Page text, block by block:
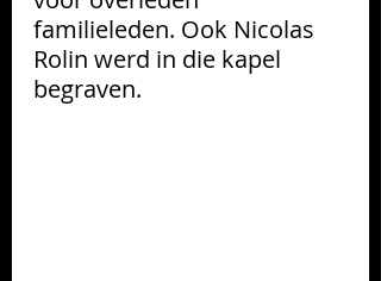
familieleden. Ook Nicolas
Rolin werd in die kapel
begraven.